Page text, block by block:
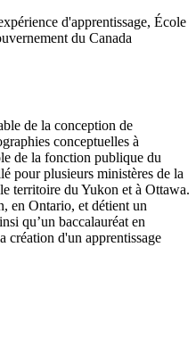
d'apprentissage, École
du Canada
de la conception de
conceptuelles à
de la fonction publique du
pour plusieurs ministères de la
territoire du Yukon et à Ottawa.
en Ontario, et détient un
qu’un baccalauréat en
création d'un apprentissage